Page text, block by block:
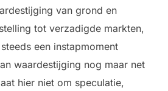
van grond en
tot verzadigde markten,
een instapmoment
waardestijging nog maar net
hier niet om speculatie,